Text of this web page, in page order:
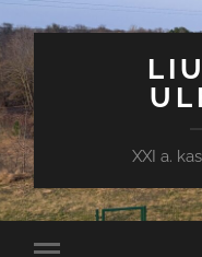
XXI a.